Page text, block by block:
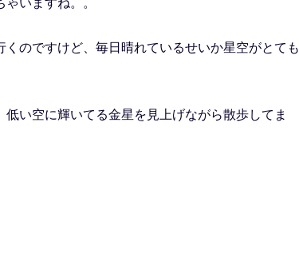
のですけど、毎日晴れているせいか星空がとても
い空に輝いてる金星を見上げながら散歩してま